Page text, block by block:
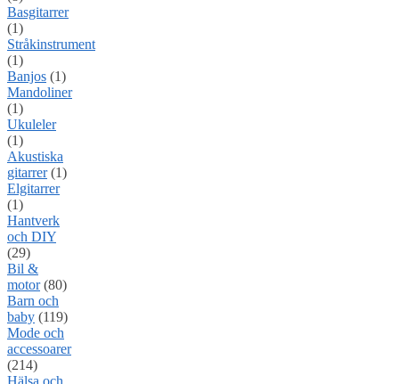
Basgitarrer
(1)
Stråkinstrument
(1)
Banjos (1)
Mandoliner
(1)
Ukuleler
(1)
Akustiska
gitarrer (1)
Elgitarrer
(1)
Hantverk
och DIY
(29)
Bil &
motor (80)
Barn och
baby (119)
Mode och
accessoarer
(214)